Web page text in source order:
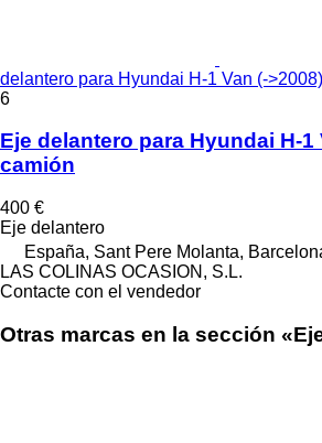
delantero para Hyundai H-1 Van (-
6
Eje delantero para Hyundai H-1
camión
400 €
Eje delantero
España, Sant Pere Molanta,
LAS COLINAS OCASION, S.L.
Contacte con el vendedor
Otras marcas en la sección